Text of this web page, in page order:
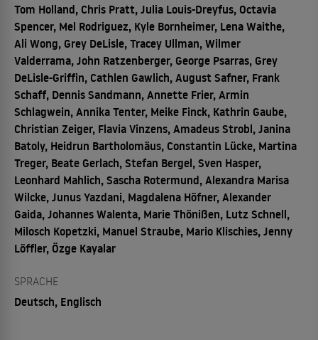
Tom Holland, Chris Pratt, Julia Louis-Dreyfus, Octavia
Spencer, Mel Rodriguez, Kyle Bornheimer, Lena Waithe,
Ali Wong, Grey DeLisle, Tracey Ullman, Wilmer
Valderrama, John Ratzenberger, George Psarras, Grey
DeLisle-Griffin, Cathlen Gawlich, August Safner, Frank
Schaff, Dennis Sandmann, Annette Frier, Armin
Schlagwein, Annika Tenter, Meike Finck, Kathrin Gaube,
Christian Zeiger, Flavia Vinzens, Amadeus Strobl, Janina
Batoly, Heidrun Bartholomäus, Constantin Lücke, Martina
Treger, Beate Gerlach, Stefan Bergel, Sven Hasper,
Leonhard Mahlich, Sascha Rotermund, Alexandra Marisa
Wilcke, Junus Yazdani, Magdalena Höfner, Alexander
Gaida, Johannes Walenta, Marie Thönißen, Lutz Schnell,
Milosch Kopetzki, Manuel Straube, Mario Klischies, Jenny
Löffler, Özge Kayalar
SPRACHE
Deutsch, Englisch